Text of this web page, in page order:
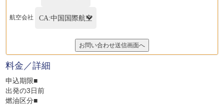
航空会社
料金／詳細
申込期限■
出発の3日前
燃油区分■